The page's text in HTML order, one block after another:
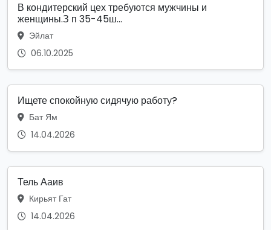
В кондитерский цех требуются мужчины и
женщины.З п 35-45ш...
Эйлат
06.10.2025
Ищете спокойную сидячую работу?
Бат Ям
14.04.2026
Тель Ааив
Кирьят Гат
14.04.2026